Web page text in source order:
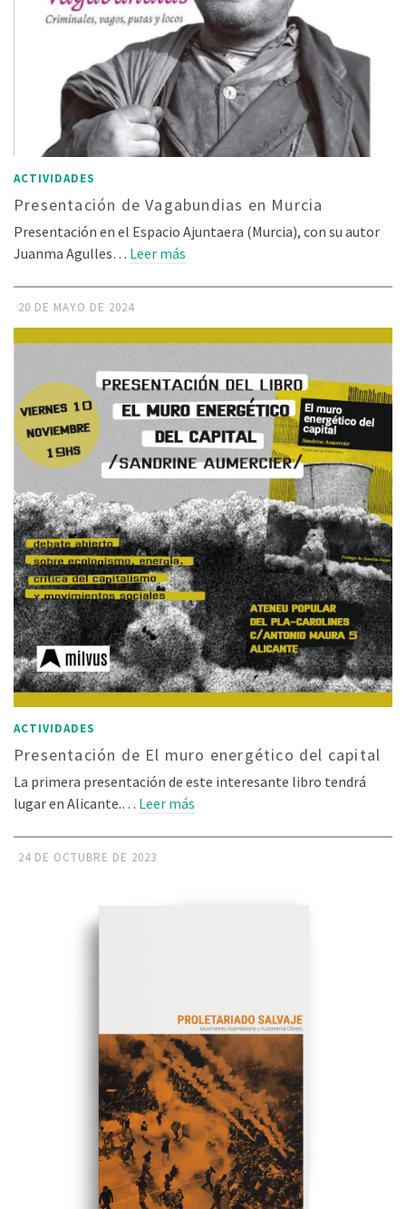
ACTIVIDADES
Presentación de Vagabundias en Murcia
Presentación en el Espacio Ajuntaera (Murcia), con su autor
Juanma Agulles… Leer más
20 DE MAYO DE 2024
ACTIVIDADES
Presentación de El muro energético del capital
La primera presentación de este interesante libro tendrá
lugar en Alicante.… Leer más
24 DE OCTUBRE DE 2023